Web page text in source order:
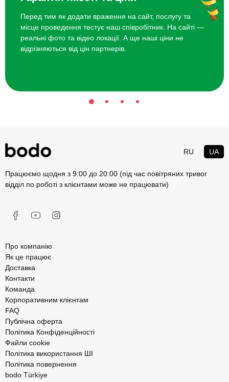
Перед тим як додати враження на сайт, послугу та
місце проведення тестує наш співробітник. На сайті —
реальні фото та відео локації. А ще наші ціни не
відрізняються від цін партнерів.
RU UA
Працюємо щодня з 9:00 до 20:00 (під час повітряних тривог
відділ по роботі з клієнтами може не працювати)
Про компанію
Як це працює
Доставка
Контакти
Команда
Корпоративним клієнтам
FAQ
Публічна оферта
Політика Конфіденційності
Файли cookie
Політика використання ШІ
Політика повернення
bodo Türkiye